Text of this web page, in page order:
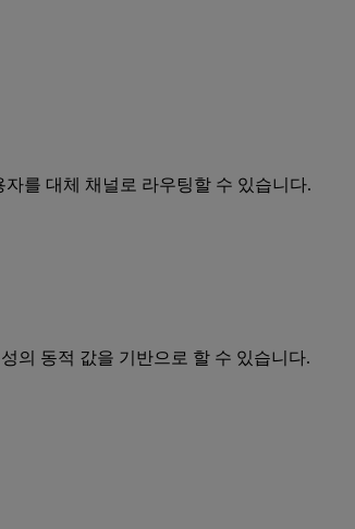
를 대체 채널로 라우팅할 수 있습니다.
의 동적 값을 기반으로 할 수 있습니다.